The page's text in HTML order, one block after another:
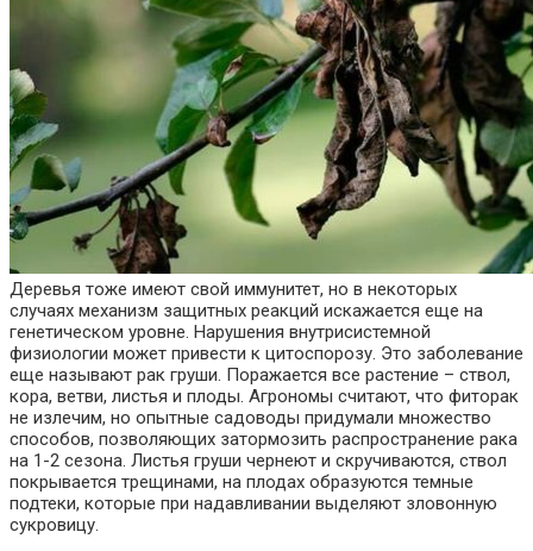
Деревья тоже имеют свой иммунитет, но в некоторых
случаях механизм защитных реакций искажается еще на
генетическом уровне. Нарушения внутрисистемной
физиологии может привести к цитоспорозу. Это заболевание
еще называют рак груши. Поражается все растение – ствол,
кора, ветви, листья и плоды. Агрономы считают, что фиторак
не излечим, но опытные садоводы придумали множество
способов, позволяющих затормозить распространение рака
на 1-2 сезона. Листья груши чернеют и скручиваются, ствол
покрывается трещинами, на плодах образуются темные
подтеки, которые при надавливании выделяют зловонную
сукровицу.